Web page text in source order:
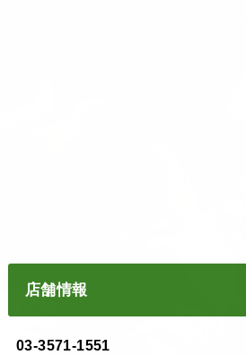
店舗情報
03-3571-1551